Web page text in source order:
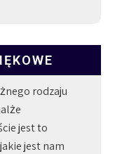
rodzaju
jest to
jest nam